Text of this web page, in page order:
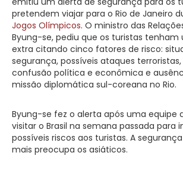
pretendem viajar para o Rio de Janeiro
Jogos Olímpicos. O ministro das
Byung-se, pediu que os turistas tenham
extra citando cinco fatores de risco:
segurança, possíveis ataques
confusão política e econômica e
missão diplomática sul-coreana no Rio.
Byung-se fez o alerta após uma equipe
visitar o Brasil na semana passada para
possíveis riscos aos turistas. A
mais preocupa os asiáticos.